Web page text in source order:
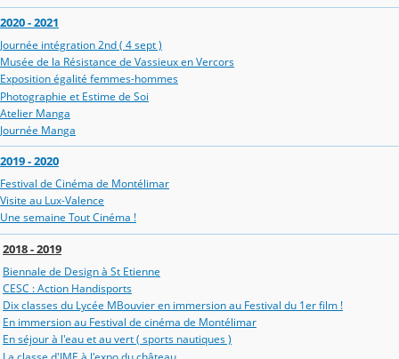
2020 - 2021
Journée intégration 2nd ( 4 sept )
Musée de la Résistance de Vassieux en Vercors
Exposition égalité femmes-hommes
Photographie et Estime de Soi
Atelier Manga
Journée Manga
2019 - 2020
Festival de Cinéma de Montélimar
Visite au Lux-Valence
Une semaine Tout Cinéma !
2018 - 2019
Biennale de Design à St Etienne
CESC : Action Handisports
Dix classes du Lycée MBouvier en immersion au Festival du 1er film !
En immersion au Festival de cinéma de Montélimar
En séjour à l'eau et au vert ( sports nautiques )